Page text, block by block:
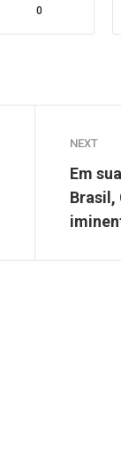
0
NEXT
Em
Brasil,